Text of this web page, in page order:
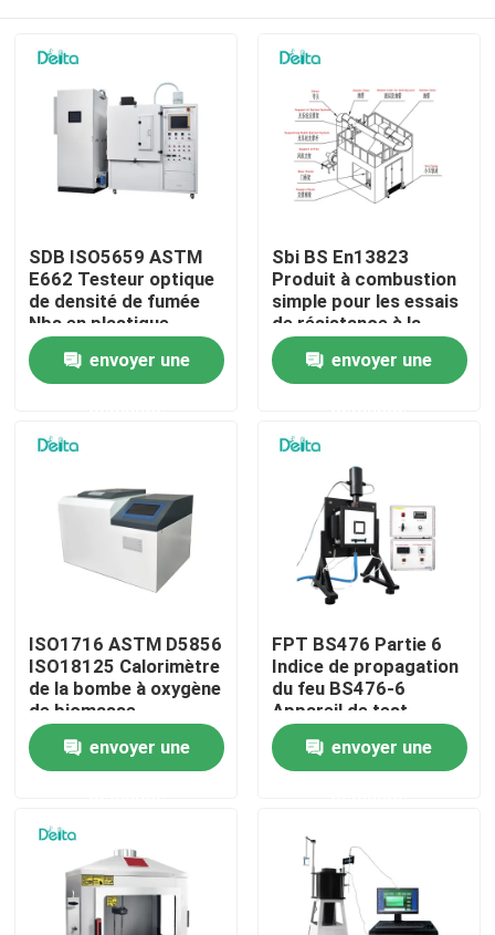
À la maison
Produits
Vidéos
À propos de nous
Visite de l'usine
Contrôle de la qualité
Nous contacter
Équipement d'essai électrique
Matériel d'essai au feu
SDB ISO5659 ASTM
E662 Testeur optique
de densité de fumée
Nbs en plastique
envoyer une
Sbi BS En13823
Produit à combustion
simple pour les essais
de résistance à la
flamme
envoyer une
ISO1716 ASTM D5856
ISO18125 Calorimètre
de la bombe à oxygène
de biomasse
Calorimètre de la
valeur calorifique du
charbon
envoyer une
FPT BS476 Partie 6
Indice de propagation
du feu BS476-6
Appareil de test
envoyer une